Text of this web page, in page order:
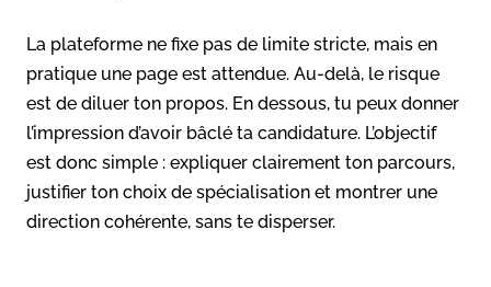
La plateforme ne fixe pas de limite stricte, mais en
pratique une page est attendue. Au-delà, le risque
est de diluer ton propos. En dessous, tu peux donner
l’impression d’avoir bâclé ta candidature. L’objectif
est donc simple : expliquer clairement ton parcours,
justifier ton choix de spécialisation et montrer une
direction cohérente, sans te disperser.